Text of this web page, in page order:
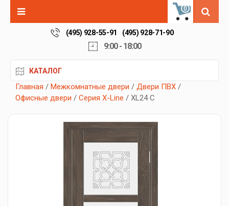
0
(495) 928-55-91 (495) 928-71-90
9:00 - 18:00
КАТАЛОГ
Главная / Межкомнатные двери / Двери ПВХ /
Офисные двери / Серия X-Line / XL24 C